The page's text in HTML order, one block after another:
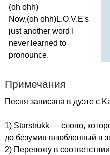
(oh ohh)
Now,(oh ohh)L.O.V.E's
just another word
never learned to
pronounce.
Примечания
Песня записана в дуэте с
1) Starstrukk — слово,
до безумия влюбленный в
2) Перевожу в